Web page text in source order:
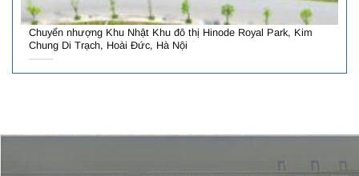
Chuyển nhượng Khu Nhật Khu đô thị Hinode Royal Park, Kim
Chung Di Trạch, Hoài Đức, Hà Nội